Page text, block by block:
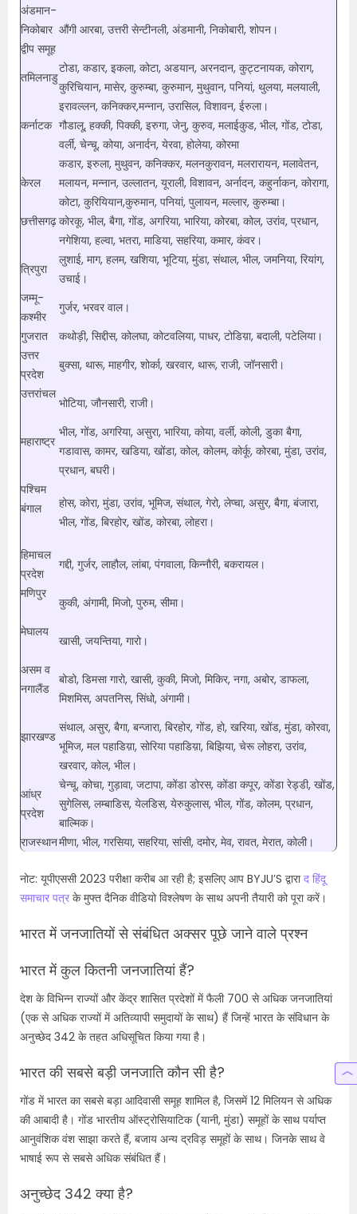
अंडमान-
निकोबार
द्वीप समूह
औंगी आरबा, उत्तरी सेन्टीनली, अंडमानी, निकोबारी, शोपन।
तमिलनाडु
टोडा, कडार, इकला, कोटा, अडयान, अरनदान, कुट्टनायक, कोराग,
कुरिचियान, मासेर, कुरुम्बा, कुरुमान, मुथुवान, पनियां, थुलया, मलयाली,
इरावल्लन, कनिक्कर,मन्नान, उरासिल, विशावन, ईरुला।
कर्नाटक गौडालू, हक्की, पिक्की, इरुगा, जेनु, कुरुव, मलाईकुड, भील, गोंड, टोडा,
वर्ली, चेन्चू, कोया, अनार्दन, येरवा, होलेया, कोरमा
केरल
कडार, इरुला, मुथुवन, कनिक्कर, मलनकुरावन, मलरारायन, मलावेतन,
मलायन, मन्नान, उल्लातन, यूराली, विशावन, अर्नादन, कहुर्नाकन, कोरागा,
कोटा, कुरियियान,कुरुमान, पनियां, पुलायन, मल्लार, कुरुम्बा।
छत्तीसगढ़कोरकू, भील, बैगा, गोंड, अगरिया, भारिया, कोरबा, कोल, उरांव, प्रधान,
नगेशिया, हल्वा, भतरा, माडिया, सहरिया, कमार, कंवर।
त्रिपुरा
लुशाई, माग, हलम, खशिया, भूटिया, मुंडा, संथाल, भील, जमनिया, रियांग,
उचाई।
जम्मू-
कश्मीर
गुर्जर, भरवर वाल।
गुजरात
कथोड़ी, सिद्दीस, कोलघा, कोटवलिया, पाधर, टोडिय़ा, बदाली, पटेलिया।
उत्तर
प्रदेश
बुक्सा, थारू, माहगीर, शोर्का, खरवार, थारू, राजी, जॉनसारी।
उत्तरांचल
भोटिया, जौनसारी, राजी।
महाराष्ट्र
भील, गोंड, अगरिया, असुरा, भारिया, कोया, वर्ली, कोली, डुका बैगा,
गडावास, कामर, खडिया, खोंडा, कोल, कोलम, कोर्कू, कोरबा, मुंडा, उरांव,
प्रधान, बघरी।
पश्चिम
बंगाल
होस, कोरा, मुंडा, उरांव, भूमिज, संथाल, गेरो, लेप्चा, असुर, बैगा, बंजारा,
भील, गोंड, बिरहोर, खोंड, कोरबा, लोहरा।
हिमाचल
प्रदेश
गद्दी, गुर्जर, लाहौल, लांबा, पंगवाला, किन्नौरी, बकरायल।
मणिपुर
कुकी, अंगामी, मिजो, पुरुम, सीमा।
मेघालय
खासी, जयन्तिया, गारो।
असम व
नगालैंड
बोडो, डिमसा गारो, खासी, कुकी, मिजो, मिकिर, नगा, अबोर, डाफला,
मिशमिस, अपतनिस, सिंधो, अंगामी।
झारखण्ड
संथाल, असुर, बैगा, बन्जारा, बिरहोर, गोंड, हो, खरिया, खोंड, मुंडा, कोरवा,
भूमिज, मल पहाडिय़ा, सोरिया पहाडिय़ा, बिझिया, चेरू लोहरा, उरांव,
खरवार, कोल, भील।
आंध्र
प्रदेश
चेन्चू, कोचा, गुड़ावा, जटापा, कोंडा डोरस, कोंडा कपूर, कोंडा रेड्डी, खोंड,
सुगेलिस, लम्बाडिस, येलडिस, येरुकुलास, भील, गोंड, कोलम, प्रधान,
बाल्मिक।
राजस्थानमीणा, भील, गरसिया, सहरिया, सांसी, दमोर, मेव, रावत, मेरात, कोली।
नोट: यूपीएससी 2023 परीक्षा करीब आ रही है; इसलिए आप BYJU’S द्वाराद हिंदू
समाचार पत्र के मुफ्त दैनिक वीडियो विश्लेषण के साथ अपनी तैयारी को पूरा करें।
भारत में जनजातियों से संबंधित अक्सर पूछे जाने वाले प्रश्न
भारत में कुल कितनी जनजातियां हैं?
देश के विभिन्न राज्यों और केंद्र शासित प्रदेशों में फैली 700 से अधिक जनजातियां
(एक से अधिक राज्यों में अतिव्यापी समुदायों के साथ) हैं जिन्हें भारत के संविधान के
अनुच्छेद 342 के तहत अधिसूचित किया गया है।
भारत की सबसे बड़ी जनजाति कौन सी है?
गोंड में भारत का सबसे बड़ा आदिवासी समूह शामिल है, जिसमें 12 मिलियन से अधिक
की आबादी है। गोंड भारतीय ऑस्ट्रोसियाटिक (यानी, मुंडा) समूहों के साथ पर्याप्त
आनुवंशिक वंश साझा करते हैं, बजाय अन्य द्रविड़ समूहों के साथ। जिनके साथ वे
भाषाई रूप से सबसे अधिक संबंधित हैं।
अनुच्छेद 342 क्या है?